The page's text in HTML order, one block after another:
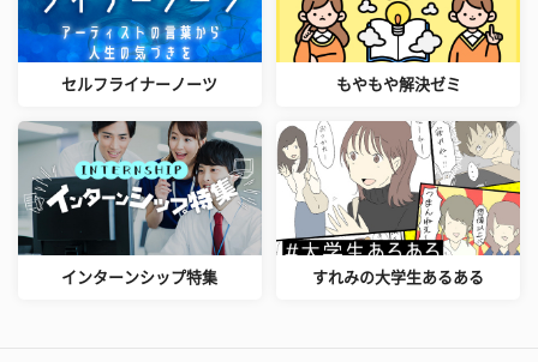
セルフライナーノーツ もやもや解決ゼミ
インターンシップ特集 すれみの大学生あるある